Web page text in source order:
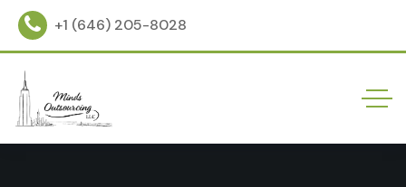
+1 (646) 205-8028